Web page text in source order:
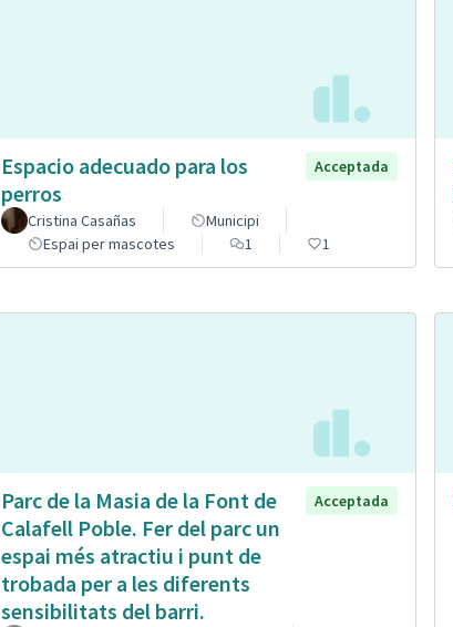
Espacio adecuado para los
perros
Acceptada
Cristina Casañas
Municipi
Espai per mascotes
1 1
Parc de la Masia de la Font de
Calafell Poble. Fer del parc un
espai més atractiu i punt de
trobada per a les diferents
sensibilitats del barri.
Acceptada